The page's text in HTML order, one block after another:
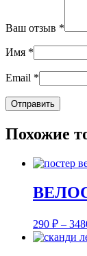
Ваш отзыв *
Имя *
Email *
Похожие
290 ₽ –